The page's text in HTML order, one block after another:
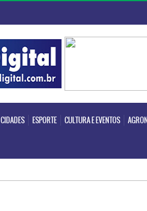
CIDADES ESPORTE CULTURA E EVENTOS